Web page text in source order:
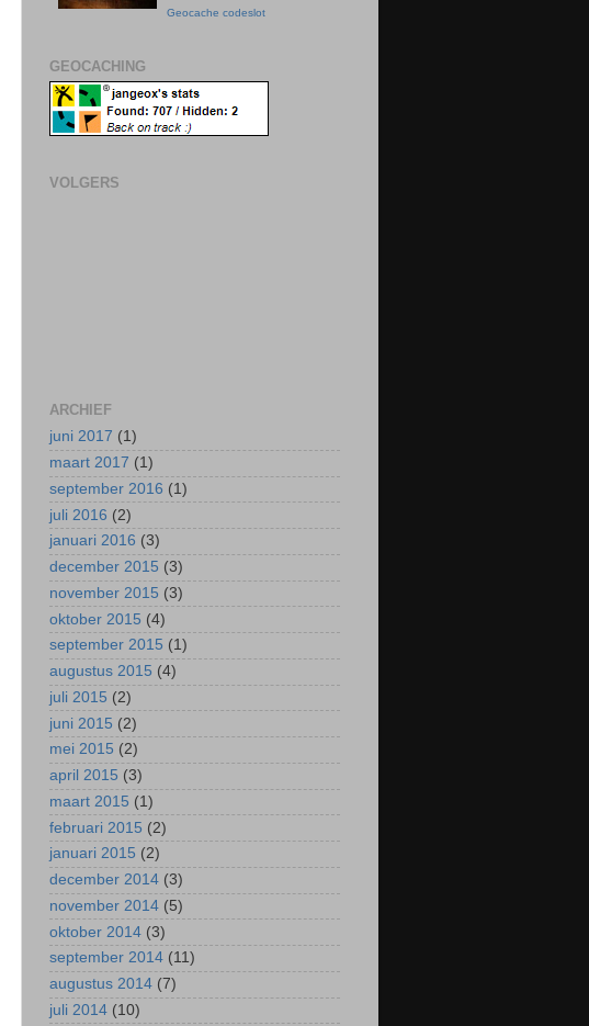
Geocache codeslot
GEOCACHING
VOLGERS
ARCHIEF
juni 2017 (1)
maart 2017 (1)
september 2016 (1)
juli 2016 (2)
januari 2016 (3)
december 2015 (3)
november 2015 (3)
oktober 2015 (4)
september 2015 (1)
augustus 2015 (4)
juli 2015 (2)
juni 2015 (2)
mei 2015 (2)
april 2015 (3)
maart 2015 (1)
februari 2015 (2)
januari 2015 (2)
december 2014 (3)
november 2014 (5)
oktober 2014 (3)
september 2014 (11)
augustus 2014 (7)
juli 2014 (10)